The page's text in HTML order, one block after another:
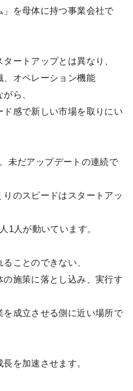
を母体に持つ事業会社で
ートアップとは異なり、
、オペレーション機能
ら、
感で新しい市場を取りにい
未だアップデートの連続で
のスピードはスタートアッ
1人が動いています。
ことのできない、
施策に落とし込み、実行す
成立させる側に近い場所で
を加速させます。